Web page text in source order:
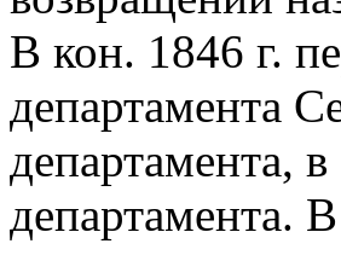
В кон. 1846 г.
департамента
департамента,
департамента.